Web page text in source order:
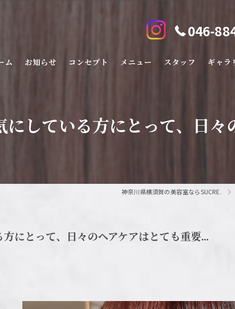
046-
ム お知らせ コンセプト メニュー スタッフ ギャラ
にしている方にとって、日
神奈川県横須賀の美容室ならSUCRE.
にとって、日々のヘアケアはとても重要...